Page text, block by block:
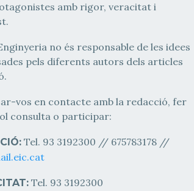
amb rigor, veracitat i
no és responsable de les idees
pels diferents autors dels articles
vos en contacte amb la redacció, fer
consulta o participar:
Tel. 93 3192300 // 675783178 //
Tel. 93 3192300